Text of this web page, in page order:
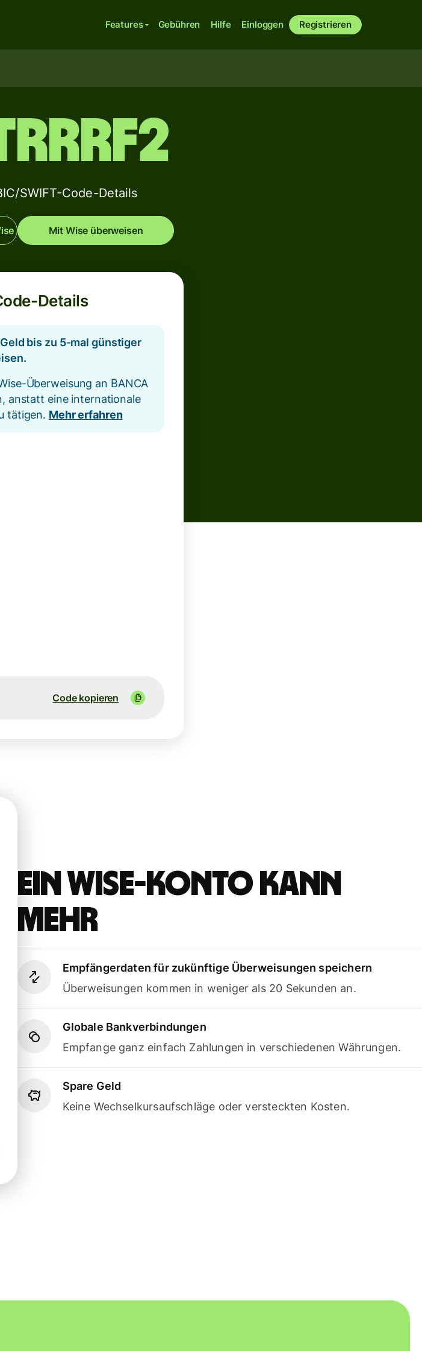
Features Gebühren Hilfe Einloggen Registrieren
SWIFT-Code-Details
Mit Wise überweisen
Details
bis zu 5-mal günstiger
Überweisung an BANCA
anstatt eine internationale
tätigen. Mehr erfahren
Code kopieren
Ein Wise-Konto kann
mehr
Empfängerdaten für zukünftige Überweisungen speichern
Überweisungen kommen in weniger als 20 Sekunden an.
Globale Bankverbindungen
Empfange ganz einfach Zahlungen in verschiedenen Währungen.
Spare Geld
Keine Wechselkursaufschläge oder versteckten Kosten.